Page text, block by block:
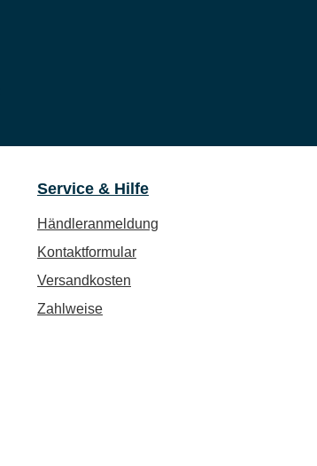
Service & Hilfe
Händleranmeldung
Kontaktformular
Versandkosten
Zahlweise